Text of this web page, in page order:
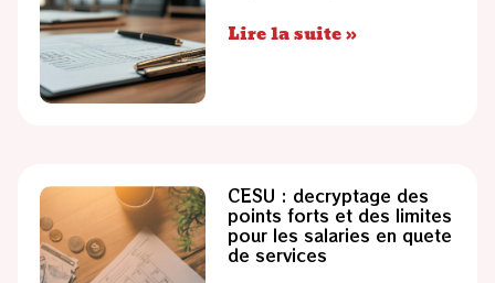
Lire la suite »
CESU : decryptage des
points forts et des limites
pour les salaries en quete
de services